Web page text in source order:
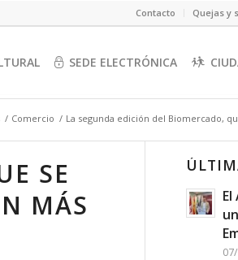
Contacto Quejas y
SEDE ELECTRÓNICA
/ Comercio / La segunda edición del Biomercado,
SE
MÁS